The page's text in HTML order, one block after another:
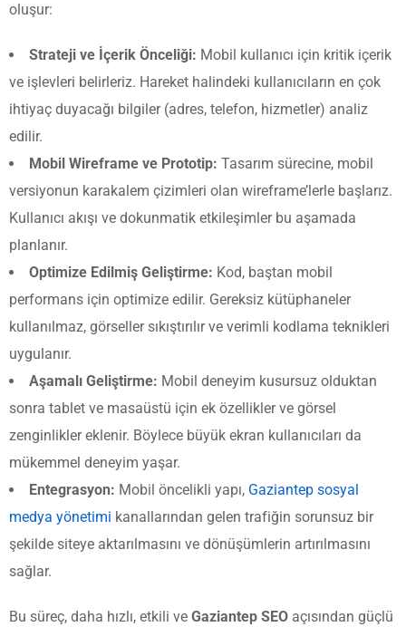
oluşur:
Strateji ve İçerik Önceliği: Mobil kullanıcı için kritik içerik
ve işlevleri belirleriz. Hareket halindeki kullanıcıların en çok
ihtiyaç duyacağı bilgiler (adres, telefon, hizmetler) analiz
edilir.
Mobil Wireframe ve Prototip: Tasarım sürecine, mobil
versiyonun karakalem çizimleri olan wireframe’lerle başlarız.
Kullanıcı akışı ve dokunmatik etkileşimler bu aşamada
planlanır.
Optimize Edilmiş Geliştirme: Kod, baştan mobil
performans için optimize edilir. Gereksiz kütüphaneler
kullanılmaz, görseller sıkıştırılır ve verimli kodlama teknikleri
uygulanır.
Aşamalı Geliştirme: Mobil deneyim kusursuz olduktan
sonra tablet ve masaüstü için ek özellikler ve görsel
zenginlikler eklenir. Böylece büyük ekran kullanıcıları da
mükemmel deneyim yaşar.
Entegrasyon: Mobil öncelikli yapı, Gaziantep sosyal
medya yönetimi kanallarından gelen trafiğin sorunsuz bir
şekilde siteye aktarılmasını ve dönüşümlerin artırılmasını
sağlar.
Bu süreç, daha hızlı, etkili ve Gaziantep SEO açısından güçlü